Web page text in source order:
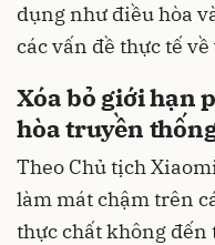
dụng như điều hòa
các vấn đề thực tế
Xóa bỏ giới hạn
hòa truyền
Theo Chủ tịch
làm mát chậm trên
thực chất không đến